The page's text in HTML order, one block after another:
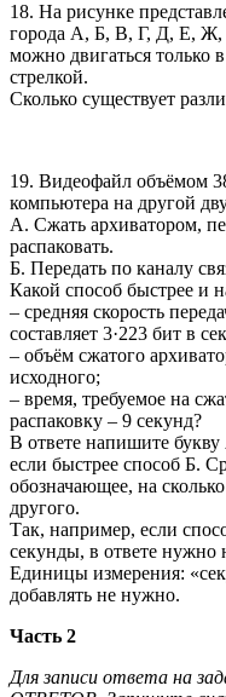
18. На рисунке
города А, Б, В, Г, Д, Е,
можно двигаться только
стрелкой.
Сколько существует
19. Видеофайл объёмом
компьютера на другой
А. Сжать архиватором,
распаковать.
Б. Передать по каналу
Какой способ быстрее и
– средняя скорость
составляет 3·223 бит в
– объём сжатого
исходного;
– время, требуемое на
распаковку – 9 секунд?
В ответе напишите
если быстрее способ Б.
обозначающее, на
другого.
Так, например, если
секунды, в ответе нужно
Единицы измерения:
добавлять не нужно.
Часть 2
Для записи ответа на